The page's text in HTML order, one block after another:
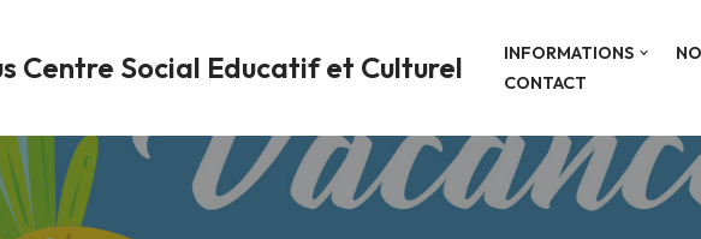
Centre Social Educatif et Culturel INFORMATIONS
CONTACT